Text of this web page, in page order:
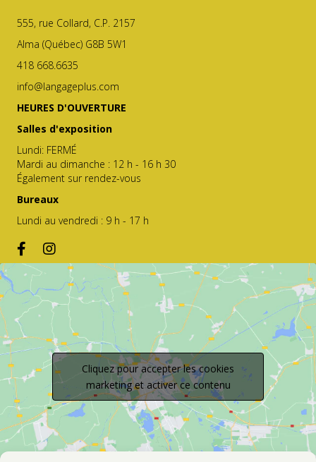
555, rue Collard, C.P. 2157
Alma (Québec) G8B 5W1
418 668.6635
info@langageplus.com
HEURES D'OUVERTURE
Salles d'exposition
Lundi: FERMÉ
Mardi au dimanche : 12 h - 16 h 30
Également sur rendez-vous
Bureaux
Lundi au vendredi : 9 h - 17 h
Cliquez pour accepter les cookies
marketing et activer ce contenu